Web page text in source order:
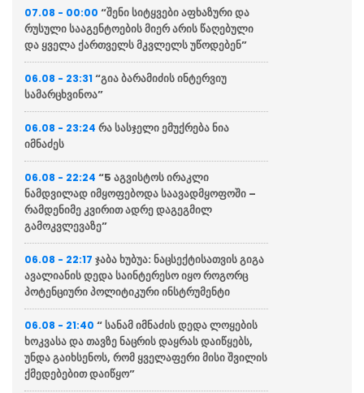
07.08 - 00:00 “შენი სიტყვები აფხაზური და
რუსული სააგენტოების მიერ არის წაღებული
და ყველა ქართველს მკვლელს უწოდებენ”
06.08 - 23:31 “გია ბარამიძის ინტერვიუ
სამარცხვინოა”
06.08 - 23:24 რა სასჯელი ემუქრება ნია
იმნაძეს
06.08 - 22:24 “5 აგვისტოს ირაკლი
ნამდვილად იმყოფებოდა საავადმყოფოში –
რამდენიმე კვირით ადრე დაგეგმილ
გამოკვლევაზე”
06.08 - 22:17 ჯაბა ხუბუა: ნაცსექტისათვის გიგა
ავალიანის დედა საინტერესო იყო როგორც
პოტენციური პოლიტიკური ინსტრუმენტი
06.08 - 21:40 “ სანამ იმნაძის დედა ლოყების
ხოკვასა და თავზე ნაცრის დაყრას დაიწყებს,
უნდა გაიხსენოს, რომ ყველაფერი მისი შვილის
ქმედებებით დაიწყო”